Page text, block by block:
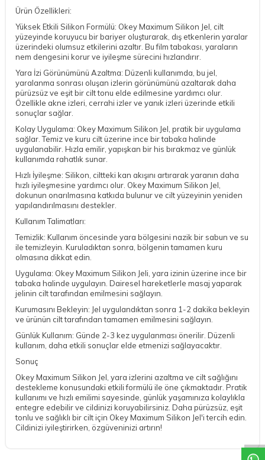
Ürün Özellikleri:
Yüksek Etkili Silikon Formülü: Okey Maximum Silikon Jel, cilt
yüzeyinde koruyucu bir bariyer oluşturarak, dış etkenlerin yaralar
üzerindeki olumsuz etkilerini azaltır. Bu film tabakası, yaraların
nem dengesini korur ve iyileşme sürecini hızlandırır.
Yara İzi Görünümünü Azaltma: Düzenli kullanımda, bu jel,
yaralanma sonrası oluşan izlerin görünümünü azaltarak daha
pürüzsüz ve eşit bir cilt tonu elde edilmesine yardımcı olur.
Özellikle akne izleri, cerrahi izler ve yanık izleri üzerinde etkili
sonuçlar sağlar.
Kolay Uygulama: Okey Maximum Silikon Jel, pratik bir uygulama
sağlar. Temiz ve kuru cilt üzerine ince bir tabaka halinde
uygulanabilir. Hızla emilir, yapışkan bir his bırakmaz ve günlük
kullanımda rahatlık sunar.
Hızlı İyileşme: Silikon, ciltteki kan akışını artırarak yaranın daha
hızlı iyileşmesine yardımcı olur. Okey Maximum Silikon Jel,
dokunun onarılmasına katkıda bulunur ve cilt yüzeyinin yeniden
yapılandırılmasını destekler.
Kullanım Talimatları:
Temizlik: Kullanım öncesinde yara bölgesini nazik bir sabun ve su
ile temizleyin. Kuruladıktan sonra, bölgenin tamamen kuru
olmasına dikkat edin.
Uygulama: Okey Maximum Silikon Jeli, yara izinin üzerine ince bir
tabaka halinde uygulayın. Dairesel hareketlerle masaj yaparak
jelinin cilt tarafından emilmesini sağlayın.
Kurumasını Bekleyin: Jel uygulandıktan sonra 1-2 dakika bekleyin
ve ürünün cilt tarafından tamamen emilmesini sağlayın.
Günlük Kullanım: Günde 2-3 kez uygulanması önerilir. Düzenli
kullanım, daha etkili sonuçlar elde etmenizi sağlayacaktır.
Sonuç
Okey Maximum Silikon Jel, yara izlerini azaltma ve cilt sağlığını
destekleme konusundaki etkili formülü ile öne çıkmaktadır. Pratik
kullanımı ve hızlı emilimi sayesinde, günlük yaşamınıza kolaylıkla
entegre edebilir ve cildinizi koruyabilirsiniz. Daha pürüzsüz, eşit
tonlu ve sağlıklı bir cilt için Okey Maximum Silikon Jel'i tercih edin.
Cildinizi iyileştirirken, özgüveninizi artırın!